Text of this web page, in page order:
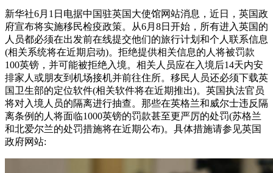
新华社6月1日电据中国驻英国大使馆网站消息，近日，英国政
府宣布将实施移民检疫政策。从6月8日开始，所有进入英国的
人员都必须在出发前在线提交他们的旅行计划和个人联系信息
(相关系统将在近期启动)。拒绝提供相关信息的人将被罚款
100英镑，并可能被拒绝入境。相关人员应在入境后14天内安
排家人或朋友到机场接机并前往住所。移民人员还必须下载英
国卫生部的定位软件(相关软件将在近期推出)。英国执法官员
将对入境人员的隔离进行抽查。那些在英格兰和威尔士违反隔
离条例的人将面临1000英镑的罚款甚至更严厉的处罚(苏格兰
和北爱尔兰的处罚措施将在近期公布)。具体措施请参见英国
政府网站: